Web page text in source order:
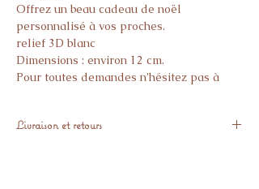
Offrez un beau cadeau de noël
personnalisé à vos proches.
relief 3D blanc
Dimensions : environ 12 cm.
Pour toutes demandes n’hésitez pas à
Livraison et retours